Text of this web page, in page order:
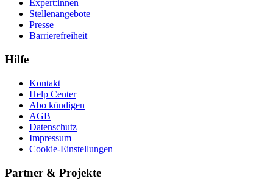
Expert:innen
Stellenangebote
Presse
Barrierefreiheit
Hilfe
Kontakt
Help Center
Abo kündigen
AGB
Datenschutz
Impressum
Cookie-Einstellungen
Partner & Projekte